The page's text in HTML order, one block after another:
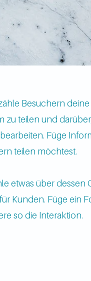
Besuchern deine
teilen und
Füge
teilen möchtest.
etwas über dessen
Kunden. Füge ein
so die Interaktion.